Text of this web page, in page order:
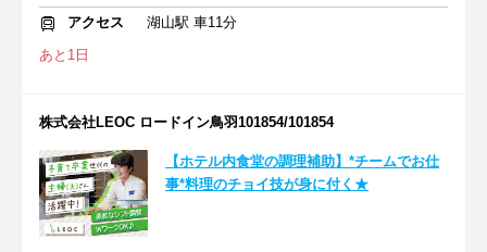
アクセス
湖山駅 車11分
あと1日
株式会社LEOC ロードイン鳥羽101854/101854
【ホテル内食堂の調理補助】*チームでお仕
事*料理のチョイ技が身に付く★